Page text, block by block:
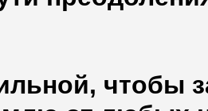
чтобы